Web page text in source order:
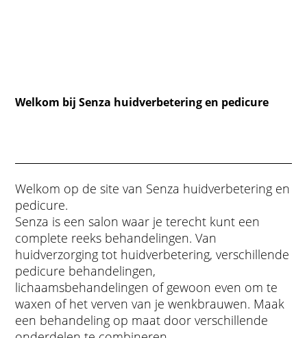
Welkom bij Senza huidverbetering en pedicure
Welkom op de site van Senza huidverbetering en
pedicure.
Senza is een salon waar je terecht kunt een
complete reeks behandelingen. Van
huidverzorging tot huidverbetering, verschillende
pedicure behandelingen,
lichaamsbehandelingen of gewoon even om te
waxen of het verven van je wenkbrauwen. Maak
een behandeling op maat door verschillende